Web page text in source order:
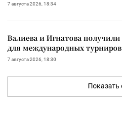
7 августа 2026, 18:34
Валиева и Игнатова
для международных турниров
7 августа 2026, 18:30
Показать